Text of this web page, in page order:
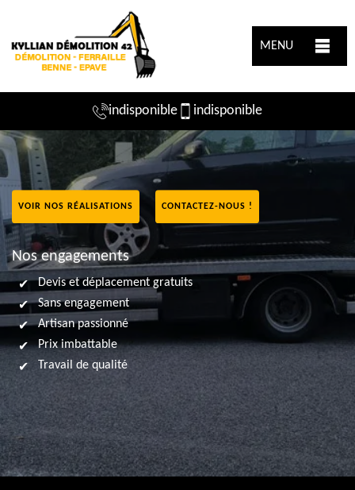
MENU
indisponible indisponible
VOIR NOS RÉALISATIONS CONTACTEZ-NOUS !
Nos engagements
Devis et déplacement gratuits
Sans engagement
Artisan passionné
Prix imbattable
Travail de qualité